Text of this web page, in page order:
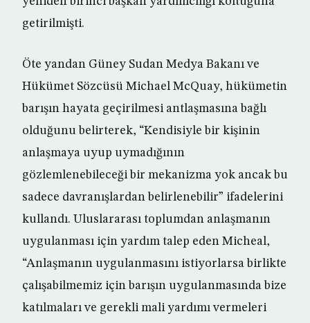
getirilmişti.
Öte yandan Güney Sudan Medya Bakanı ve
Hükümet Sözcüsü Michael McQuay, hükümetin
barışın hayata geçirilmesi antlaşmasına bağlı
olduğunu belirterek, “Kendisiyle bir kişinin
anlaşmaya uyup uymadığının
gözlemlenebileceği bir mekanizma yok ancak bu
sadece davranışlardan belirlenebilir” ifadelerini
kullandı. Uluslararası toplumdan anlaşmanın
uygulanması için yardım talep eden Micheal,
“Anlaşmanın uygulanmasını istiyorlarsa birlikte
çalışabilmemiz için barışın uygulanmasında bize
katılmaları ve gerekli mali yardımı vermeleri